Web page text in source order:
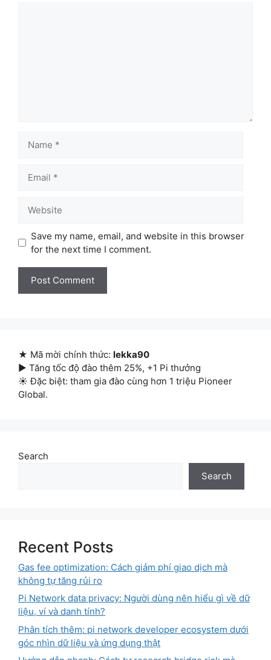
Save my name, email, and website in this browser
for the next time I comment.
★ Mã mời chính thức: lekka90
▶ Tăng tốc độ đào thêm 25%, +1 Pi thưởng
☀ Đặc biệt: tham gia đào cùng hơn 1 triệu Pioneer
Global.
Search
Search
Recent Posts
Gas fee optimization: Cách giảm phí giao dịch mà
không tự tăng rủi ro
Pi Network data privacy: Người dùng nên hiểu gì về dữ
liệu, ví và danh tính?
Phân tích thêm: pi network developer ecosystem dưới
góc nhìn dữ liệu và ứng dụng thật